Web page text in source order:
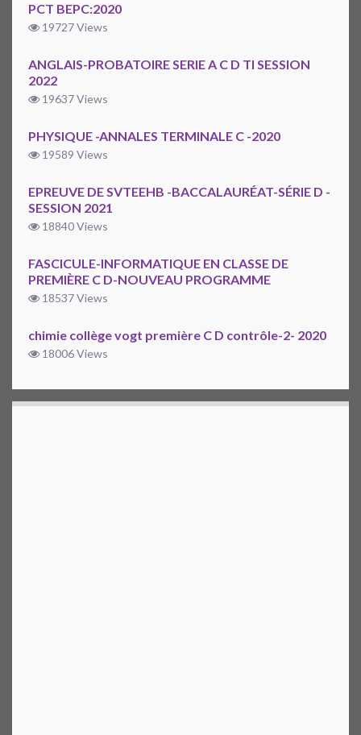
PCT BEPC:2020
19727 Views
ANGLAIS-PROBATOIRE SERIE A C D TI SESSION
2022
19637 Views
PHYSIQUE -ANNALES TERMINALE C -2020
19589 Views
EPREUVE DE SVTEEHB -BACCALAURÉAT-SÉRIE D -
SESSION 2021
18840 Views
FASCICULE-INFORMATIQUE EN CLASSE DE
PREMIÈRE C D-NOUVEAU PROGRAMME
18537 Views
chimie collège vogt première C D contrôle-2- 2020
18006 Views